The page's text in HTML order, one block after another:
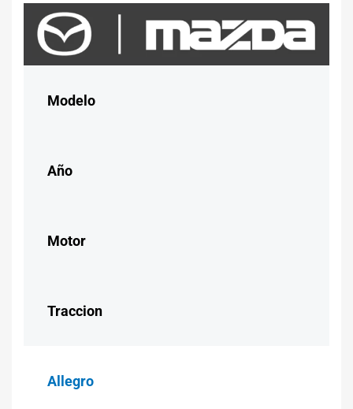
Modelo
Año
Motor
Traccion
Allegro